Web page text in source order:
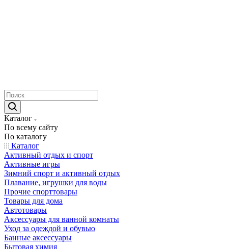
Каталог
По всему сайту
По каталогу
Каталог
Активный отдых и спорт
Активные игры
Зимний спорт и активный отдых
Плавание, игрушки для воды
Прочие спорттовары
Товары для дома
Автотовары
Аксессуары для ванной комнаты
Уход за одеждой и обувью
Банные аксессуары
Бытовая химия